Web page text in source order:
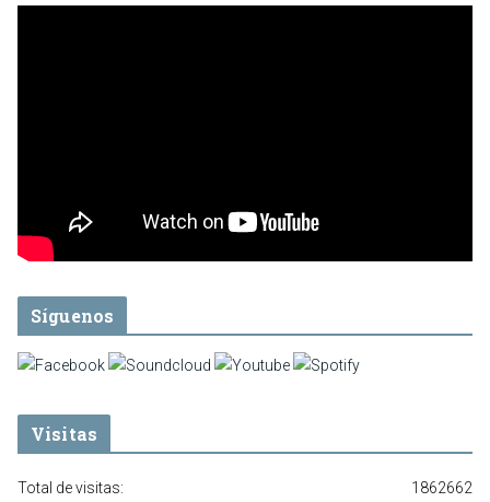
Síguenos
Visitas
1862662
Total de visitas: